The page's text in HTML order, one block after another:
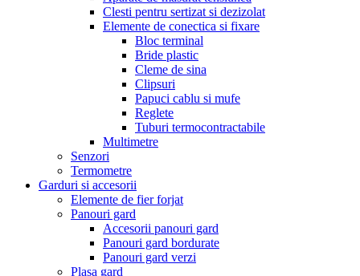
Clesti pentru sertizat si dezizolat
Elemente de conectica si fixare
Bloc terminal
Bride plastic
Cleme de sina
Clipsuri
Papuci cablu si mufe
Reglete
Tuburi termocontractabile
Multimetre
Senzori
Termometre
Garduri si accesorii
Elemente de fier forjat
Panouri gard
Accesorii panouri gard
Panouri gard bordurate
Panouri gard verzi
Plasa gard